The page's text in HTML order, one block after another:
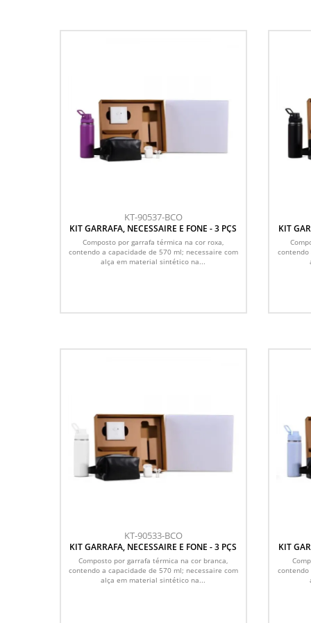
KT-90537-BCO
KIT GARRAFA, NECESSAIRE E FONE - 3 PÇS
Composto por garrafa térmica na cor roxa,
contendo a capacidade de 570 ml; necessaire com
alça em material sintético na...
KIT
contendo
KT-90533-BCO
KIT GARRAFA, NECESSAIRE E FONE - 3 PÇS
Composto por garrafa térmica na cor branca,
contendo a capacidade de 570 ml; necessaire com
alça em material sintético na...
KIT
contendo